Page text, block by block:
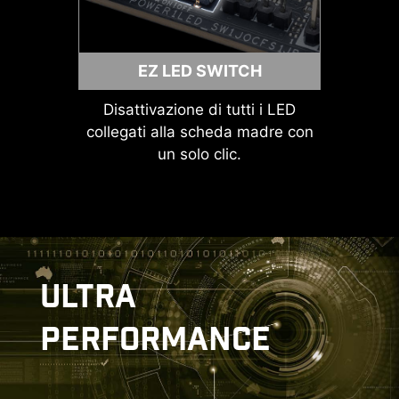
EZ LED SWITCH
Disattivazione di tutti i LED
collegati alla scheda madre con
un solo clic.
"PROTEZIONE ESD
DOPPIA"
IDENTIFICA LA SORGENTE DEL
ULTRA
PERFORMANCE